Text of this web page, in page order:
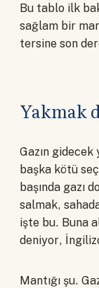
Bu tablo ilk
sağlam bir
tersine son
Yakmak
Gazın
başka kötü
başında gazı
salmak,
işte bu. Buna
deniyor,
Mantığı şu.